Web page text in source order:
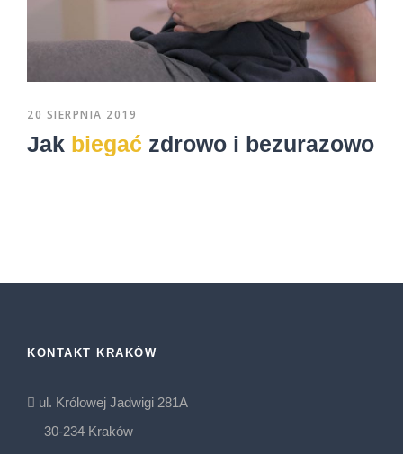
20 SIERPNIA 2019
Jak biegać zdrowo i bezurazowo
KONTAKT KRAKÓW
ul. Królowej Jadwigi 281A
30-234 Kraków